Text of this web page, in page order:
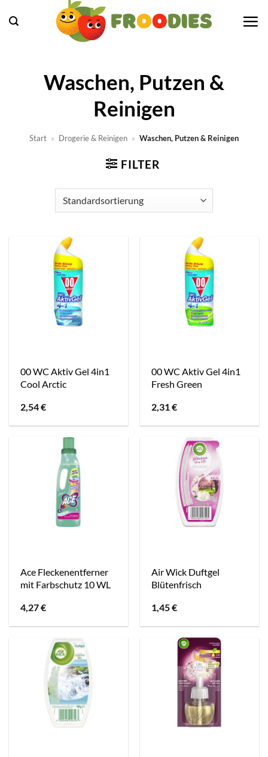
Inhalt
Waschen, Putzen &
Reinigen
Start » Drogerie & Reinigen » Waschen, Putzen & Reinigen
FILTER
00 WC Aktiv Gel 4in1
Cool Arctic
2,54€
00 WC Aktiv Gel 4in1
Fresh Green
2,31€
Ace Fleckenentferner
mit Farbschutz 10 WL
4,27€
Air Wick Duftgel
Blütenfrisch
1,45€